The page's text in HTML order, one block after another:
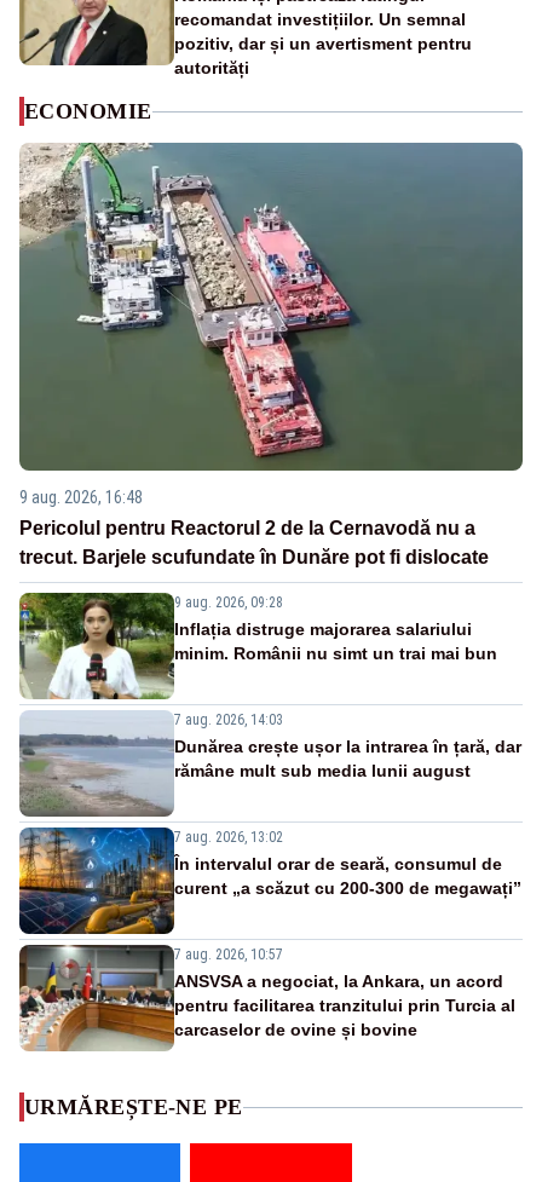
recomandat investițiilor. Un semnal
pozitiv, dar și un avertisment pentru
autorități
ECONOMIE
9 aug. 2026, 16:48
Pericolul pentru Reactorul 2 de la Cernavodă nu a
trecut. Barjele scufundate în Dunăre pot fi dislocate
9 aug. 2026, 09:28
Inflația distruge majorarea salariului
minim. Românii nu simt un trai mai bun
7 aug. 2026, 14:03
Dunărea crește ușor la intrarea în țară, dar
rămâne mult sub media lunii august
7 aug. 2026, 13:02
În intervalul orar de seară, consumul de
curent „a scăzut cu 200-300 de megawați”
7 aug. 2026, 10:57
ANSVSA a negociat, la Ankara, un acord
pentru facilitarea tranzitului prin Turcia al
carcaselor de ovine și bovine
URMĂREȘTE-NE PE